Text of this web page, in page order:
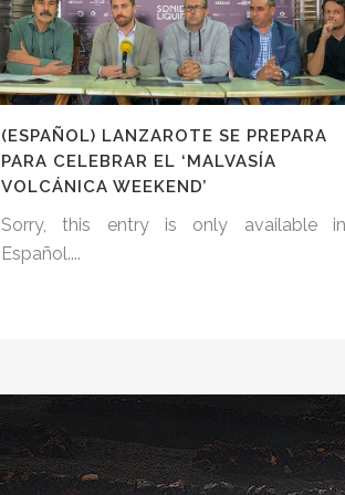
(ESPAÑOL) LANZAROTE SE PREPARA
PARA CELEBRAR EL ‘MALVASÍA
VOLCÁNICA WEEKEND’
Sorry, this entry is only available
Español....